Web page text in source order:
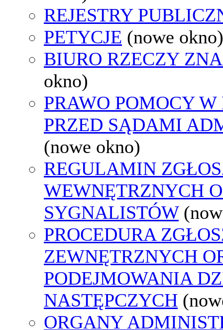
REJESTRY
PETYCJE (nowe okno)
BIURO RZECZY
okno)
PRAWO POMOCY
PRZED SĄDAMI
(nowe okno)
REGULAMIN
WEWNĘTRZNYCH
SYGNALISTÓW
PROCEDURA
ZEWNĘTRZNYCH
PODEJMOWANIA
NASTĘPCZYCH
ORGANY